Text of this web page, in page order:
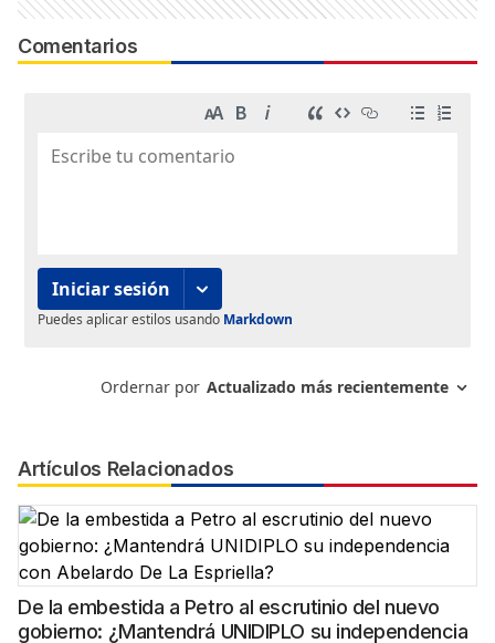
Comentarios
Artículos Relacionados
De la embestida a Petro al escrutinio del nuevo
gobierno: ¿Mantendrá UNIDIPLO su independencia